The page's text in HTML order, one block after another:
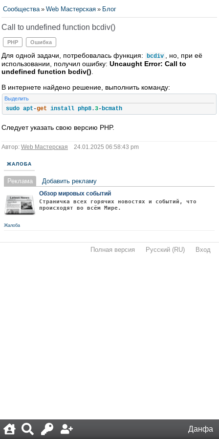
Данфа
Сообщества » Web Мастерская » Блог
Call to undefined function bcdiv()
PHP Ошибка
Для одной задачи, потребовалась функция: bcdiv
, но, при её
использовании, получил ошибку: Uncaught Error: Call to
undefined function bcdiv()
В интернете найдено решение, выполнить команду:
Выделить
sudo apt -get install php8.3-bcmath
Следует указать свою версию PHP.
Автор: Web Мастерская 24.01.2025 06:58:43 pm
ЖАЛОБА
Реклама Добавить рекламу
Обзор мировых событий
Страничка всех горячих новостях и событий, что
происходят во всём Мире.
Жалоба
Полная версия Русский (RU) Вход